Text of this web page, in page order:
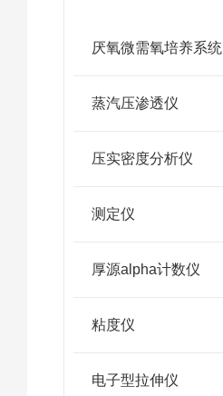
厌氧微需氧培养系统
蒸汽压渗透仪
压实密度分析仪
测定仪
厚源alpha计数仪
粘度仪
电子型拉伸仪